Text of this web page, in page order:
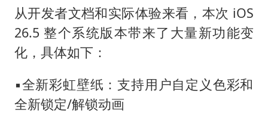
从开发者文档和实际体验来看，本次 iOS
26.5 整个系统版本带来了大量新功能变
化，具体如下：
▪️全新彩虹壁纸：支持用户自定义色彩和
全新锁定/解锁动画